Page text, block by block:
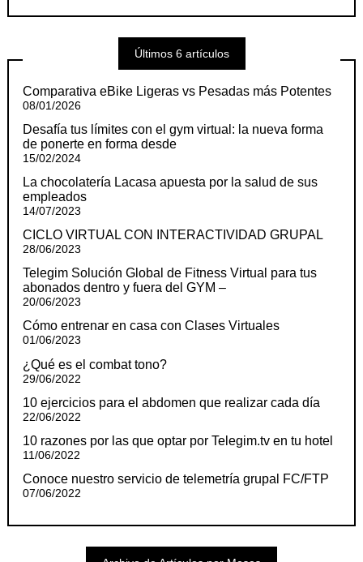
Últimos 6 artículos
Comparativa eBike Ligeras vs Pesadas más Potentes
08/01/2026
Desafía tus límites con el gym virtual: la nueva forma
de ponerte en forma desde
15/02/2024
La chocolatería Lacasa apuesta por la salud de sus
empleados
14/07/2023
CICLO VIRTUAL CON INTERACTIVIDAD GRUPAL
28/06/2023
Telegim Solución Global de Fitness Virtual para tus
abonados dentro y fuera del GYM –
20/06/2023
Cómo entrenar en casa con Clases Virtuales
01/06/2023
¿Qué es el combat tono?
29/06/2022
10 ejercicios para el abdomen que realizar cada día
22/06/2022
10 razones por las que optar por Telegim.tv en tu hotel
11/06/2022
Conoce nuestro servicio de telemetría grupal FC/FTP
07/06/2022